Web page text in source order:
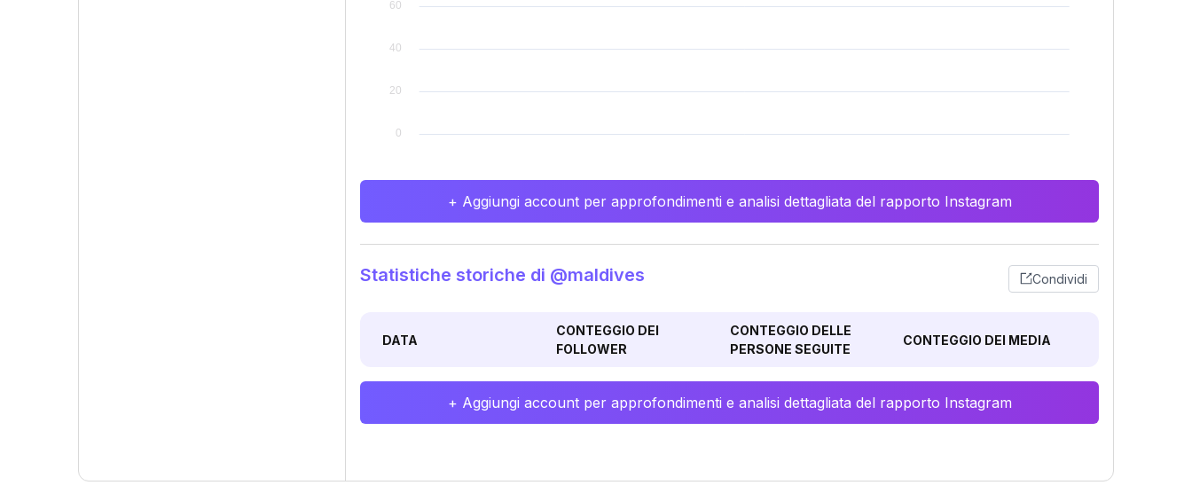
+ Aggiungi account per approfondimenti e analisi dettagliata del rapporto Instagram
Statistiche storiche di @maldives Condividi
DATA
CONTEGGIO DEI
FOLLOWER
CONTEGGIO DELLE
PERSONE SEGUITE
CONTEGGIO DEI MEDIA
+ Aggiungi account per approfondimenti e analisi dettagliata del rapporto Instagram